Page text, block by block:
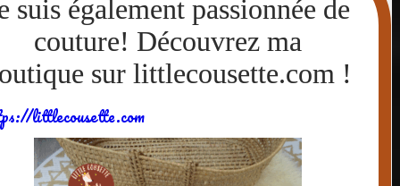
littlecousette.com